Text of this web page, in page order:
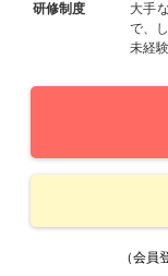
研修制度
大手
で、
未経
（会員